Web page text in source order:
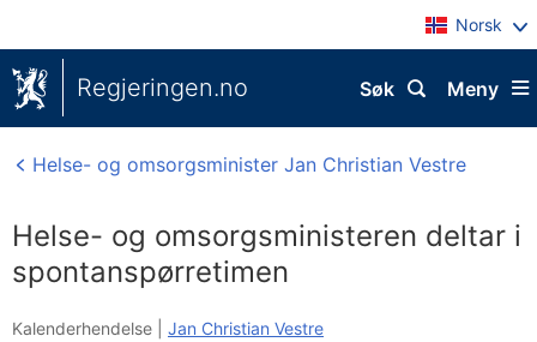
Norsk
Regjeringen.no Meny
Søk
Helse- og omsorgsminister Jan Christian Vestre
Helse- og omsorgsministeren deltar i
spontanspørretimen
Kalenderhendelse | Jan Christian Vestre